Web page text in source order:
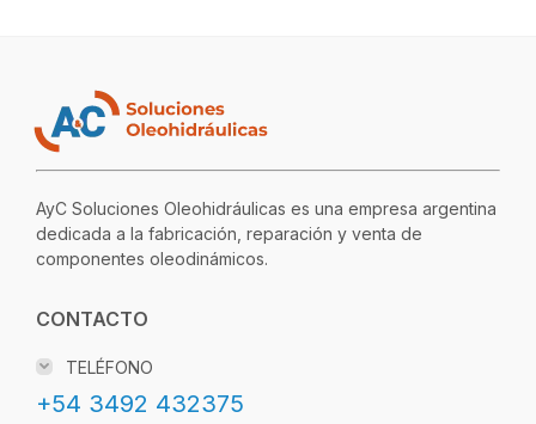
AyC Soluciones Oleohidráulicas es una empresa argentina
dedicada a la fabricación, reparación y venta de
componentes oleodinámicos.
CONTACTO
TELÉFONO
+54 3492 432375